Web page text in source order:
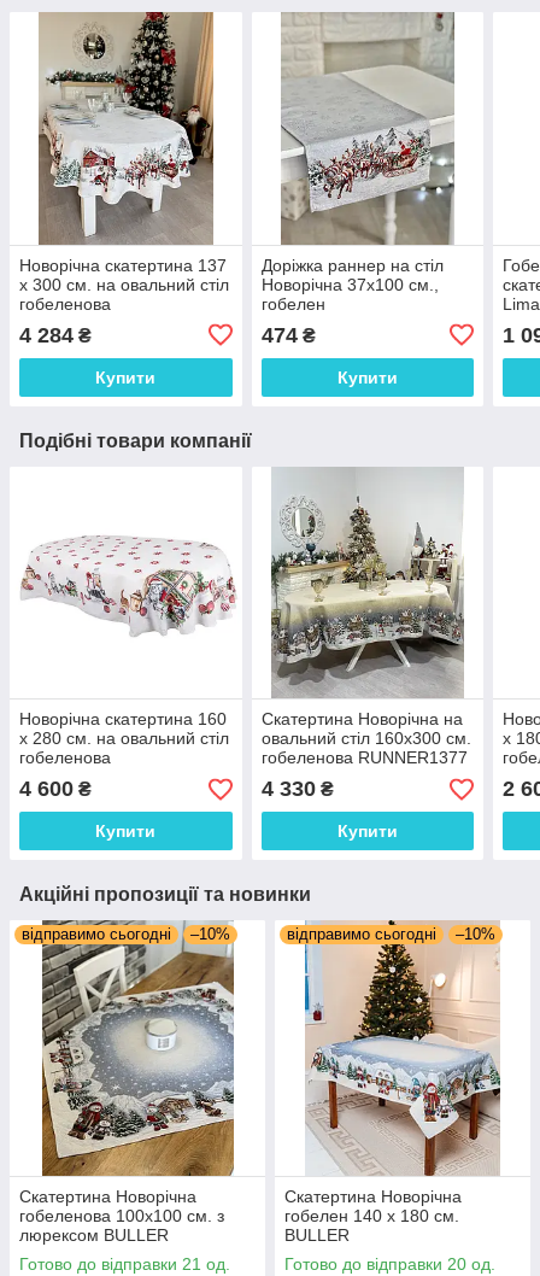
Новорічна скатертина 137
х 300 см. на овальний стіл
гобеленова
4 284 ₴
Купити
Доріжка раннер на стіл
Новорічна 37x100 см.,
гобелен
474₴
Купити
1
Подібні товари компанії
Новорічна скатертина 160
х 280 см. на овальний стіл
гобеленова
4 600 ₴
Купити
Скатертина Новорічна на
овальний стіл 160х300 см.
гобеленова RUNNER1377
4 330₴
Купити
х
2
Акційні пропозиції та новинки
відправимо сьогодні –10%
Скатертина Новорічна
гобеленова 100х100 см. з
люрексом BULLER
Готово до відправки 21 од.
відправимо сьогодні –10%
Скатертина Новорічна
гобелен 140 х 180 см.
BULLER
Готово до відправки 20 од.